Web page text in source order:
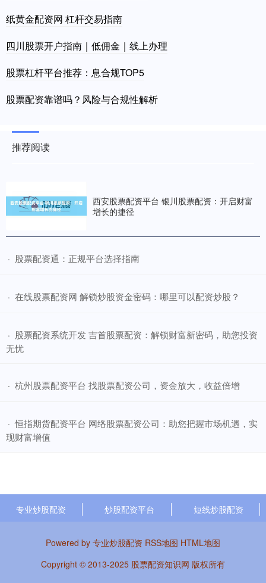
纸黄金配资网 杠杆交易指南
四川股票开户指南｜低佣金｜线上办理
股票杠杆平台推荐：息合规TOP5
股票配资靠谱吗？风险与合规性解析
推荐阅读
西安股票配资平台 银川股票配资：开启财富
增长的捷径
· ​股票配资通：正规平台选择指南
· ​在线股票配资网 解锁炒股资金密码：哪里可以配资炒股？
· ​股票配资系统开发 吉首股票配资：解锁财富新密码，助您投资
无忧
· ​杭州股票配资平台 找股票配资公司，资金放大，收益倍增
· ​恒指期货配资平台 网络股票配资公司：助您把握市场机遇，实
现财富增值
专业炒股配资 炒股配资平台 短线炒股配资
Powered by 专业炒股配资 RSS地图 HTML地图
Copyright © 2013-2025 股票配资知识网 版权所有